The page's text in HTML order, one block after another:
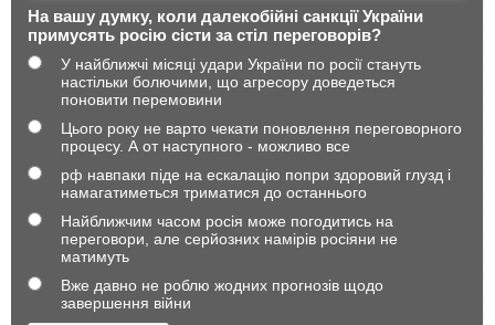
На вашу думку, коли далекобійні санкції України
примусять росію сісти за стіл переговорів?
У найближчі місяці удари України по росії стануть
настільки болючими, що агресору доведеться
поновити перемовини
Цього року не варто чекати поновлення переговорного
процесу. А от наступного - можливо все
рф навпаки піде на ескалацію попри здоровий глузд і
намагатиметься триматися до останнього
Найближчим часом росія може погодитись на
переговори, але серйозних намірів росіяни не
матимуть
Вже давно не роблю жодних прогнозів щодо
завершення війни